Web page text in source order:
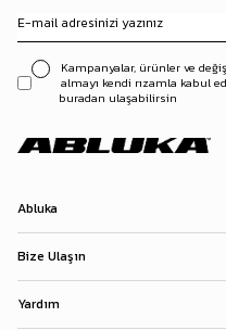
Kampanyalar, ürünler ve
almayı kendi rızamla kabul
buradan ulaşabilirsin
Abluka
Bize Ulaşın
Yardım